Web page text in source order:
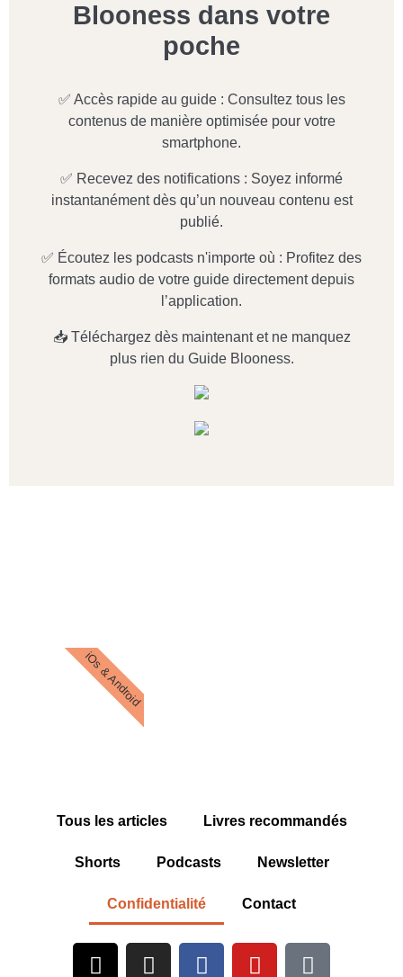
Blooness dans votre
poche
✅ Accès rapide au guide : Consultez tous les
contenus de manière optimisée pour votre
smartphone.
✅ Recevez des notifications : Soyez informé
instantanément dès qu’un nouveau contenu est
publié.
✅ Écoutez les podcasts n'importe où : Profitez des
formats audio de votre guide directement depuis
l’application.
📥 Téléchargez dès maintenant et ne manquez
plus rien du Guide Blooness.
iOs & Android
Tous les articles Livres recommandés
Shorts Podcasts Newsletter
Confidentialité Contact